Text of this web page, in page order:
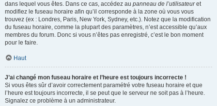
dans lequel vous êtes. Dans ce cas, accédez au panneau de l’utilisateuret
modifiez le fuseau horaire afin qu’il corresponde à la zone où vous vous
trouvez (ex : Londres, Paris, New York, Sydney, etc.). Notez que la modification
du fuseau horaire, comme la plupart des paramètres, n’est accessible qu’aux
membres du forum. Donc si vous n’êtes pas enregistré, c’est le bon moment
pour le faire.
Haut
J’ai changé mon fuseau horaire et l’heure est toujours incorrecte !
Si vous êtes sûr d’avoir correctement paramétré votre fuseau horaire et que
l’heure est toujours incorrecte, il se peut que le serveur ne soit pas à l’heure.
Signalez ce problème à un administrateur.